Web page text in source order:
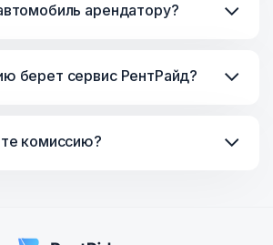
арендатору?
берет сервис РентРайд?
комиссию?